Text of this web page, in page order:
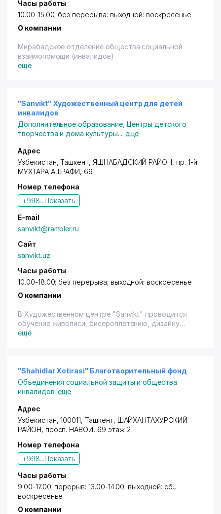
Часы работы
10.00-15.00; без перерыва: выходной: воскресенье
О компании
Мирабадское отделение общества социальной
взаимопомощи (инвалидов)
ещё
"Sanvikt" Художественный центр для детей
инвалидов
Дополнительное образование, Центры детского
творчества и дома культуры... ещё
Адрес
Узбекистан,Ташкент, ЯШНАБАДСКИЙ РАЙОН, пр. 1-й
МУХТАРА АШРАФИ, 69
Номер телефона
+998...Показать
E-mail
sanvikt@rambler.ru
Сайт
sanvikt.uz
Часы работы
10.00-18.00; без перерыва; выходной: воскресенье
О компании
В Художественном центре "Sanvikt" проводится
обучение живописи, бисероплетению, дизайну
костюмов, ковроткачеству, папье-маше, лепке из
Художественный центр "Sanvikt" ищет спонсоров.
ещё
"Shahidlar Xotirasi" Благотворительный фонд
Объединения социальной защиты и общества
инвалидов ещё
Адрес
Узбекистан, 100011, Ташкент, ШАЙХАНТАХУРСКИЙ
РАЙОН, просп. НАВОИ, 69 этаж 2
Номер телефона
+998...Показать
Часы работы
9.00-17.00; перерыв: 13.00-14.00; выходной: сб.,
воскресенье
О компании